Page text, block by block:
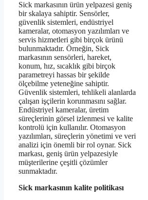
Sick markasının ürün yelpazesi geniş
bir skalaya sahiptir. Sensörler,
güvenlik sistemleri, endüstriyel
kameralar, otomasyon yazılımları ve
servis hizmetleri gibi birçok ürünü
bulunmaktadır. Örneğin, Sick
markasının sensörleri, hareket,
konum, hız, sıcaklık gibi birçok
parametreyi hassas bir şekilde
ölçebilme yeteneğine sahiptir.
Güvenlik sistemleri, tehlikeli alanlarda
çalışan işçilerin korunmasını sağlar.
Endüstriyel kameralar, üretim
süreçlerinin görsel izlenmesi ve kalite
kontrolü için kullanılır. Otomasyon
yazılımları, süreçlerin yönetimi ve veri
analizi için önemli bir rol oynar. Sick
markası, geniş ürün yelpazesiyle
müşterilerine çeşitli çözümler
sunmaktadır.
Sick markasının kalite politikası